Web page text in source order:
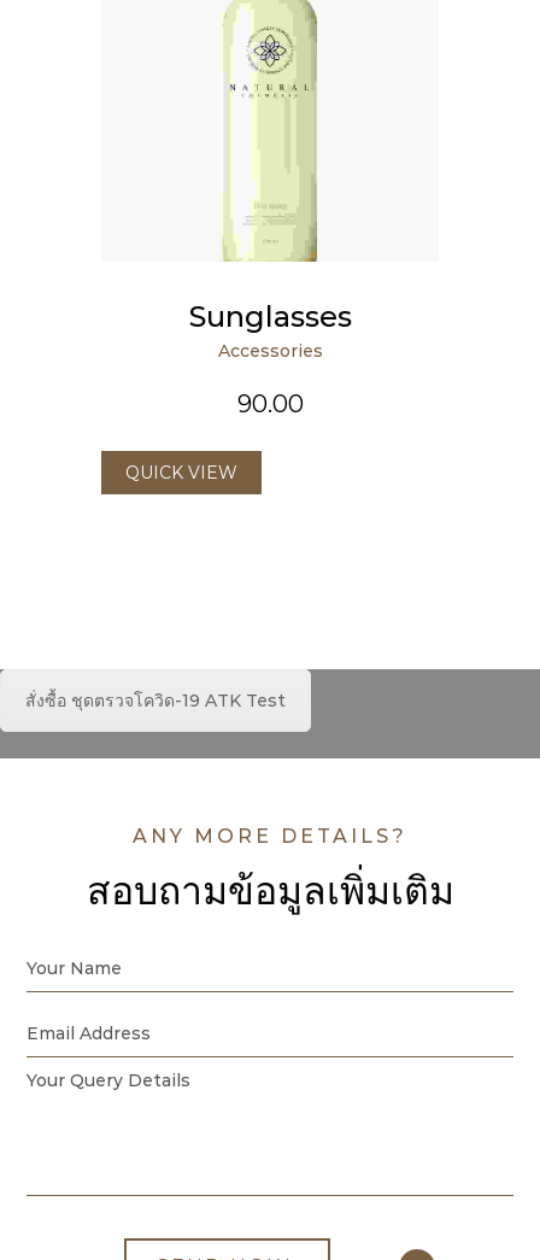
Sunglasses
Accessories
90.00
QUICK VIEW
สั่งซื้อ ชุดตรวจโควิด-19 ATK Test
ANY MORE DETAILS?
สอบถามข้อมูลเพิ่มเติม